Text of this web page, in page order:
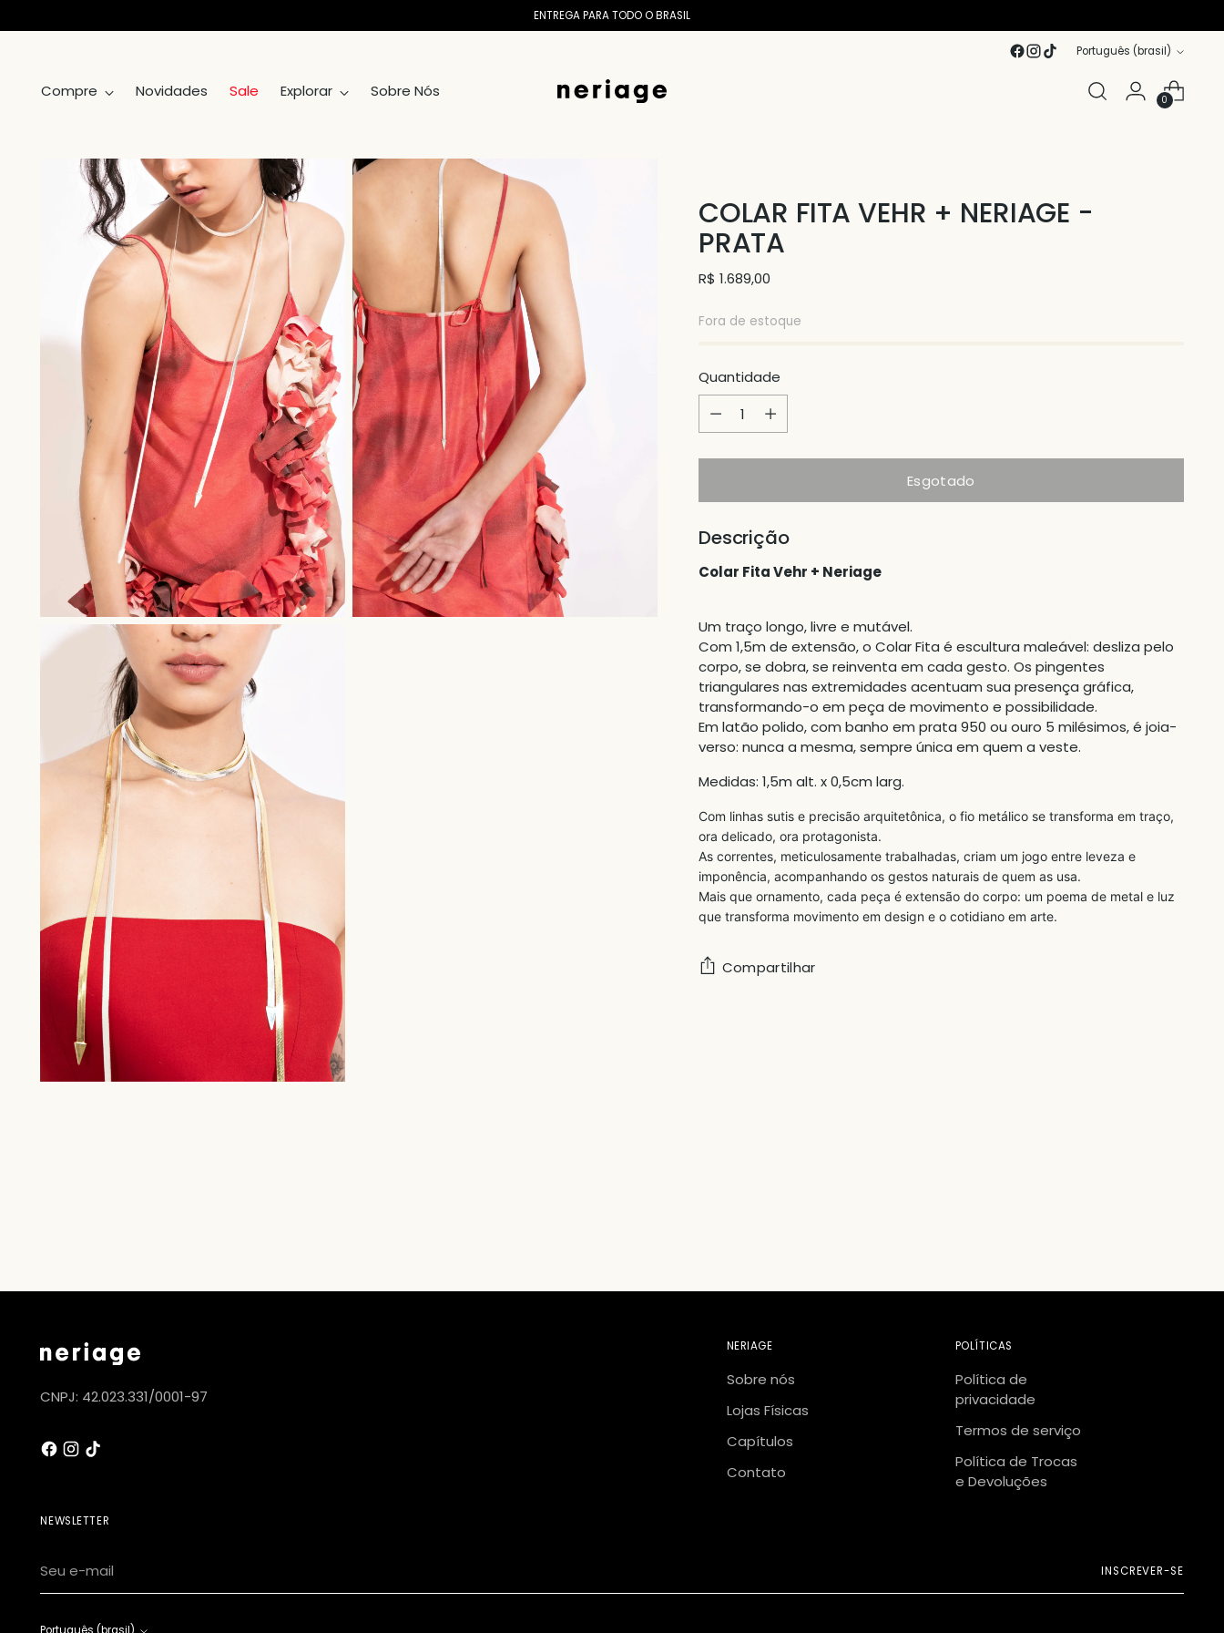
ENTREGA PARA TODO O BRASIL
Idioma
Português (brasil)
Compre Novidades Sale Explorar Sobre Nós 0
COLAR FITA VEHR + NERIAGE -
PRATA
Preço
R$ 1.689,00
Fora de estoque
Quantidade
Quantidade
Esgotado
Descrição
Colar Fita Vehr + Neriage
Um traço longo, livre e mutável.
Com 1,5m de extensão, o Colar Fita é escultura maleável: desliza pelo
corpo, se dobra, se reinventa em cada gesto. Os pingentes
triangulares nas extremidades acentuam sua presença gráfica,
transformando-o em peça de movimento e possibilidade.
Em latão polido, com banho em prata 950 ou ouro 5 milésimos, é joia-
verso: nunca a mesma, sempre única em quem a veste.
Medidas: 1,5m alt. x 0,5cm larg.
Com linhas sutis e precisão arquitetônica, o fio metálico se transforma em traço,
ora delicado, ora protagonista.
As correntes, meticulosamente trabalhadas, criam um jogo entre leveza e
imponência, acompanhando os gestos naturais de quem as usa.
Mais que ornamento, cada peça é extensão do corpo: um poema de metal e luz
que transforma movimento em design e o cotidiano em arte.
Compartilhar
CNPJ: 42.023.331/0001-97
NERIAGE
Sobre nós
Lojas Físicas
Capítulos
Contato
POLÍTICAS
Política de
privacidade
Termos de serviço
Política de Trocas
e Devoluções
NEWSLETTER
e-
mail
INSCREVER-SE